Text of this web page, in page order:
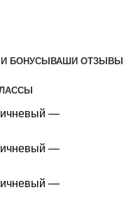
И БОНУСЫВАШИ ОТЗЫВЫ